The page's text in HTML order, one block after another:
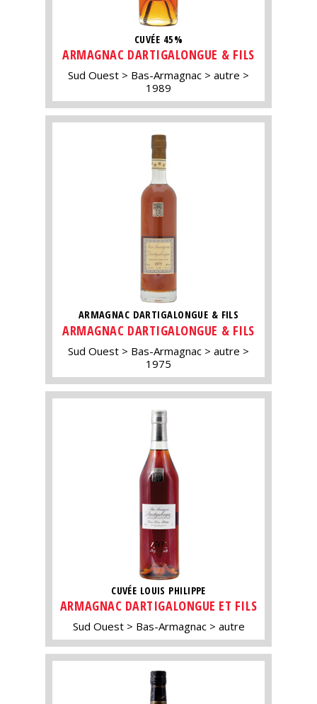
CUVÉE 45%
ARMAGNAC DARTIGALONGUE & FILS
Sud Ouest Bas-Armagnac
autre
1989
ARMAGNAC DARTIGALONGUE & FILS
ARMAGNAC DARTIGALONGUE & FILS
Sud Ouest Bas-Armagnac
autre
1975
CUVÉE LOUIS PHILIPPE
ARMAGNAC DARTIGALONGUE ET FILS
Sud Ouest Bas-Armagnac autre